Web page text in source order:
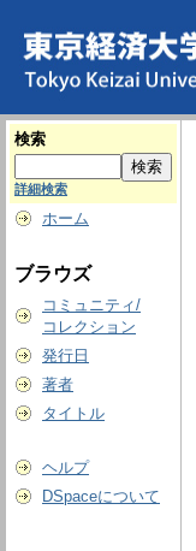
検索
詳細検索
ホーム
ブラウズ
コミュニティ/
コレクション
発行日
著者
タイトル
ヘルプ
DSpaceについて